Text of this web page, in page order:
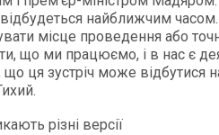
відбудеться найближчим
місце проведення або
що ми працюємо, і в нас є
що ця зустріч може відбутися
різні версії